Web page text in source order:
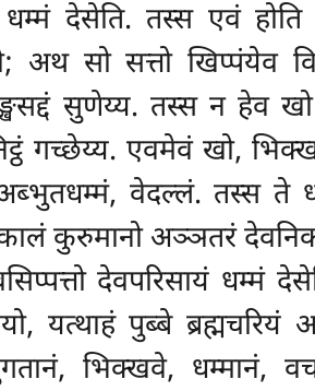
धम्मं देसेति. तस्स एवं
अथ सो सत्तो खिप्पंयेव
सुणेय्य. तस्स न हेव
गच्छेय्य. एवमेवं खो,
वेदल्लं. तस्स ते
कालं कुरुमानो अञ्ञतरं
देवपरिसायं धम्मं
पुब्बे ब्रह्मचरियं
भिक्खवे, धम्मानं,